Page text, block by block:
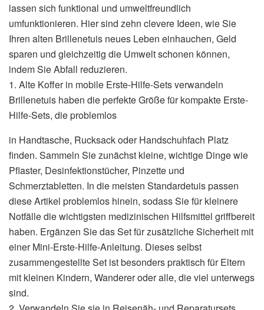
lassen sich funktional und umweltfreundlich
umfunktionieren. Hier sind zehn clevere Ideen, wie Sie
Ihren alten Brillenetuis neues Leben einhauchen, Geld
sparen und gleichzeitig die Umwelt schonen können,
indem Sie Abfall reduzieren.
1. Alte Koffer in mobile Erste-Hilfe-Sets verwandeln
Brillenetuis haben die perfekte Größe für kompakte Erste-
Hilfe-Sets, die problemlos
in Handtasche, Rucksack oder Handschuhfach Platz
finden. Sammeln Sie zunächst kleine, wichtige Dinge wie
Pflaster, Desinfektionstücher, Pinzette und
Schmerztabletten. In die meisten Standardetuis passen
diese Artikel problemlos hinein, sodass Sie für kleinere
Notfälle die wichtigsten medizinischen Hilfsmittel griffbereit
haben. Ergänzen Sie das Set für zusätzliche Sicherheit mit
einer Mini-Erste-Hilfe-Anleitung. Dieses selbst
zusammengestellte Set ist besonders praktisch für Eltern
mit kleinen Kindern, Wanderer oder alle, die viel unterwegs
sind.